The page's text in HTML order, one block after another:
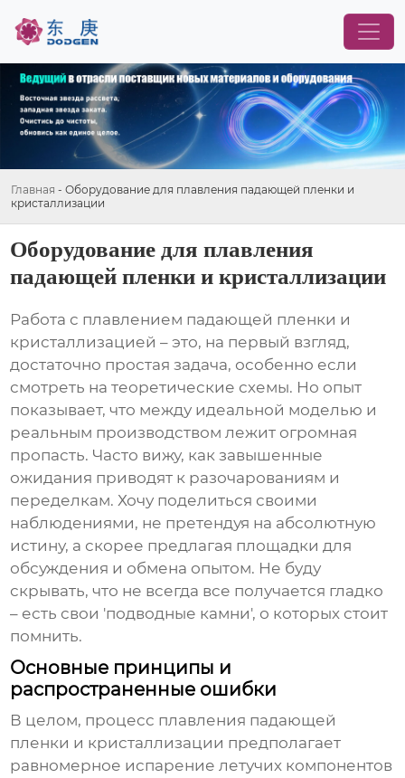
Главная - Оборудование для плавления падающей пленки и
кристаллизации
Оборудование для плавления
падающей пленки и кристаллизации
Работа с плавлением падающей пленки и
кристаллизацией – это, на первый взгляд,
достаточно простая задача, особенно если
смотреть на теоретические схемы. Но опыт
показывает, что между идеальной моделью и
реальным производством лежит огромная
пропасть. Часто вижу, как завышенные
ожидания приводят к разочарованиям и
переделкам. Хочу поделиться своими
наблюдениями, не претендуя на абсолютную
истину, а скорее предлагая площадки для
обсуждения и обмена опытом. Не буду
скрывать, что не всегда все получается гладко
– есть свои 'подводные камни', о которых стоит
помнить.
Основные принципы и
распространенные ошибки
В целом, процесс плавления падающей
пленки и кристаллизации предполагает
равномерное испарение летучих компонентов